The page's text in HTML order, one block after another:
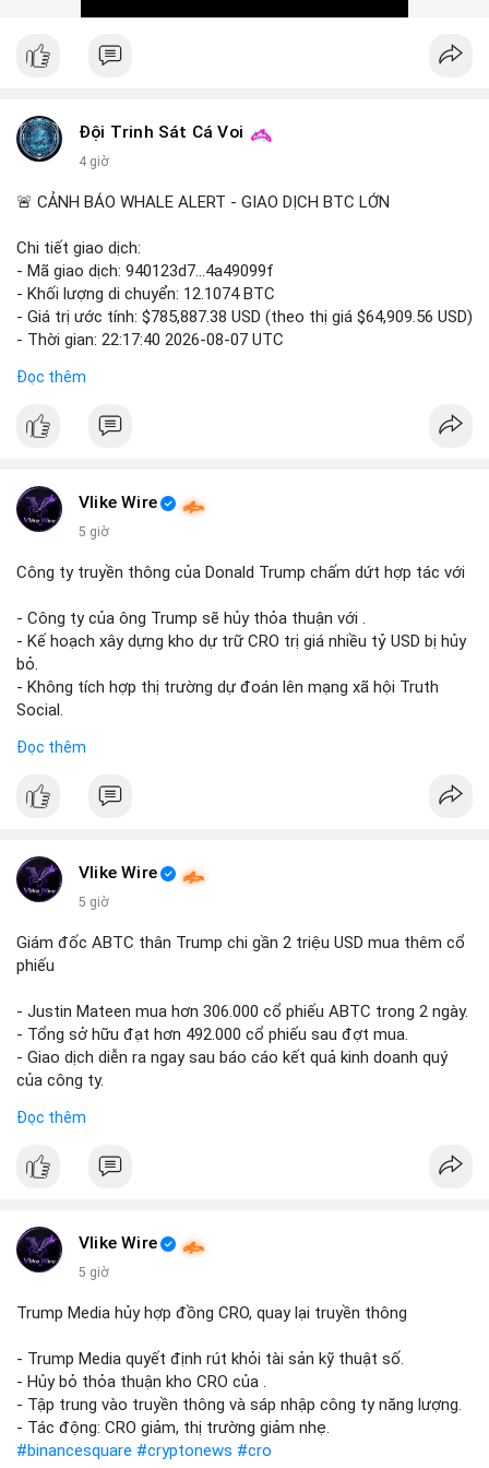
#ofacsanctions
#nearshortsignal
Đội Trinh Sát Cá Voi
4 giờ
🚨 CẢNH BÁO WHALE ALERT - GIAO DỊCH BTC LỚN
Chi tiết giao dịch:
- Mã giao dịch: 940123d7...4a49099f
- Khối lượng di chuyển: 12.1074 BTC
- Giá trị ước tính: $785,887.38 USD (theo thị giá $64,909.56 USD)
- Thời gian: 22:17:40 2026-08-07 UTC
Nhận định phân tích hành vi của Cá voi dựa trên giao dịch này:
chuyển trong một giao dịch chưa xác nhận duy nhất. Mức giá
hoặc tái phân bổ tài sản giữa các ví nóng nhằm tối ưu phí giao
dịch. Việc di chuyển một phần nhỏ trong tổng nắm giữ cho
thấy cá voi đang thăm dò thanh khoản thị trường trước khi có
hành động lớn hơn.
Lời khuyên cho nhà đầu tư nhỏ lẻ: Theo dõi xác nhận giao dịch
và dòng tiền tiếp theo từ ví nguồn. Khối lượng này chưa đủ tạo
áp lực bán mạnh, nhưng nếu xuất hiện thêm 2-3 giao dịch
tương tự trong 24 giờ tới, khả năng cao là sóng điều chỉnh
ngắn hạn. Giữ tỷ trọng danh mục hợp lý, tránh FOMO mua đuổi
#mempoolbtc
Đọc thêm
Vlike Wire
5 giờ
Công ty truyền thông của Donald Trump chấm dứt hợp tác với
- Công ty của ông Trump sẽ hủy thỏa thuận với .
- Kế hoạch xây dựng kho dự trữ CRO trị giá nhiều tỷ USD bị hủy
bỏ.
- Không tích hợp thị trường dự đoán lên mạng xã hội Truth
Social.
#binancesquare
$cro
📰 Nguồn: Cointelegraph
Đọc thêm
Vlike Wire
5 giờ
Giám đốc ABTC thân Trump chi gần 2 triệu USD mua thêm cổ
phiếu
- Justin Mateen mua hơn 306.000 cổ phiếu ABTC trong 2 ngày.
- Tổng sở hữu đạt hơn 492.000 cổ phiếu sau đợt mua.
- Giao dịch diễn ra ngay sau báo cáo kết quả kinh doanh quý
của công ty.
#abtc #cryptonews
$btc $eth
📰 Nguồn: CoinDesk
Đọc thêm
Vlike Wire
5 giờ
Trump Media hủy hợp đồng CRO, quay lại truyền thông
- Trump Media quyết định rút khỏi tài sản kỹ thuật số.
- Hủy bỏ thỏa thuận kho CRO của .
- Tập trung vào truyền thông và sáp nhập công ty năng lượng.
- Tác động: CRO giảm, thị trường giảm nhẹ.
#binancesquare #cryptonews #cro